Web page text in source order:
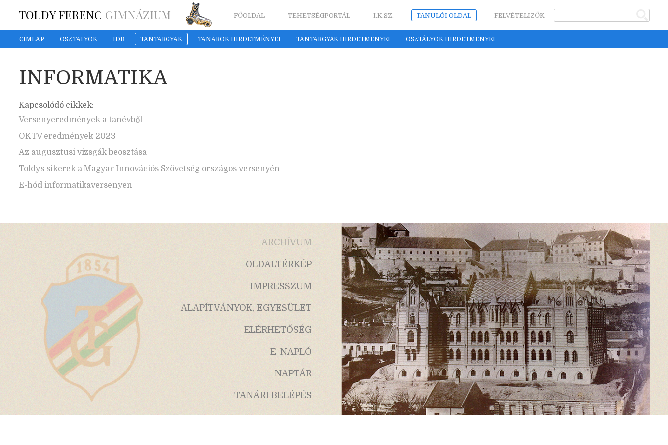
TOLDY FERENC GIMNÁZIUM FŐOLDAL TEHETSÉGPORTÁL I.K.SZ. TANULÓI OLDAL FELVÉTELIZŐK
CÍMLAP OSZTÁLYOK IDB TANTÁRGYAK TANÁROK HIRDETMÉNYEI TANTÁRGYAK HIRDETMÉNYEI OSZTÁLYOK HIRDETMÉNYEI
INFORMATIKA
Kapcsolódó cikkek:
Versenyeredmények a tanévből
OKTV eredmények 2023
Az augusztusi vizsgák beosztása
Toldys sikerek a Magyar Innovációs Szövetség országos versenyén
E-hód informatikaversenyen
ARCHÍVUM
OLDALTÉRKÉP
IMPRESSZUM
ALAPÍTVÁNYOK, EGYESÜLET
ELÉRHETŐSÉG
E-NAPLÓ
NAPTÁR
TANÁRI BELÉPÉS